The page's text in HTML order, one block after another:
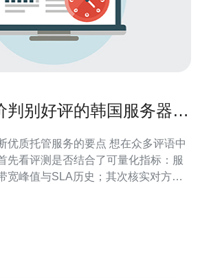
判别好评的韩国服务器托
优质托管服务的要点 想在众多评语中
先看评测是否结合了可量化指标：服
宽峰值与SLA历史；其次核实对方的
试结果能有效筛出虚假好评。推荐德